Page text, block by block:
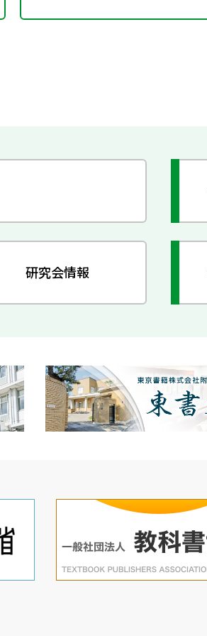
研究会情報